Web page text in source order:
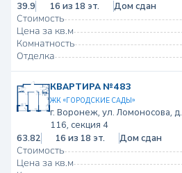
39.9
16 из 18 эт. Дом сдан
Стоимость
Цена за кв.м
Комнатность
Отделка
КВАРТИРА №483
ЖК «ГОРОДСКИЕ САДЫ»
г. Воронеж, ул. Ломоносова, д.
116, секция 4
63.82
16 из 18 эт. Дом сдан
Стоимость
Цена за кв.м